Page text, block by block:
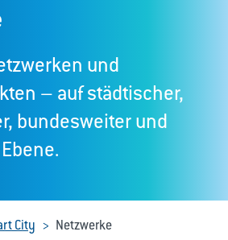
und
– auf städtischer,
bundesweiter und
City Netzwerke